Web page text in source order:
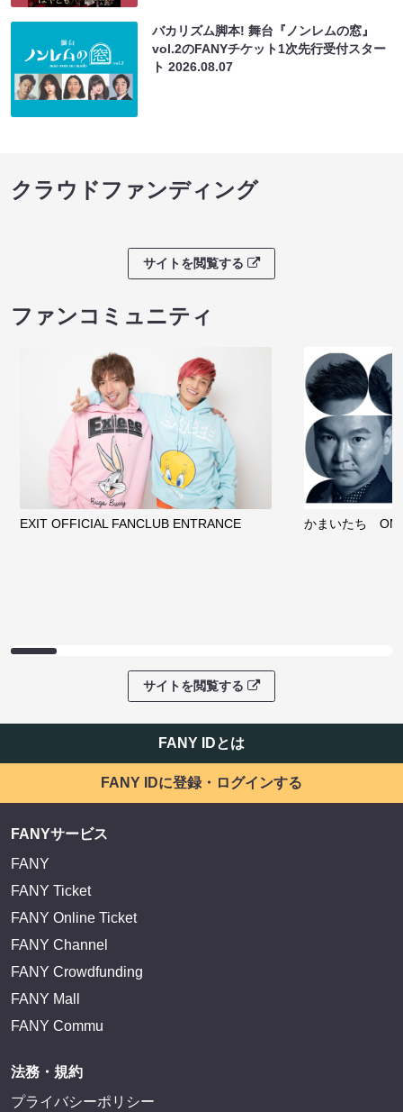
バカリズム脚本! 舞台『ノンレムの窓』
vol.2のFANYチケット1次先行受付スター
ト2026.08.07
クラウドファンディング
サイトを閲覧する
ファンコミュニティ
EXIT OFFICIAL FANCLUB ENTRANCE かまいたち
サイトを閲覧する
FANY IDとは
FANY IDに登録・ログインする
FANYサービス
FANY
FANY Ticket
FANY Online Ticket
FANY Channel
FANY Crowdfunding
FANY Mall
FANY Commu
法務・規約
プライバシーポリシー